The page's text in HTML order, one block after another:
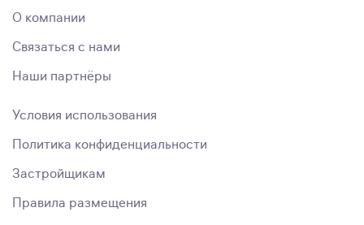
О компании
Связаться с нами
Наши партнёры
Условия использования
Политика конфиденциальности
Застройщикам
Правила размещения